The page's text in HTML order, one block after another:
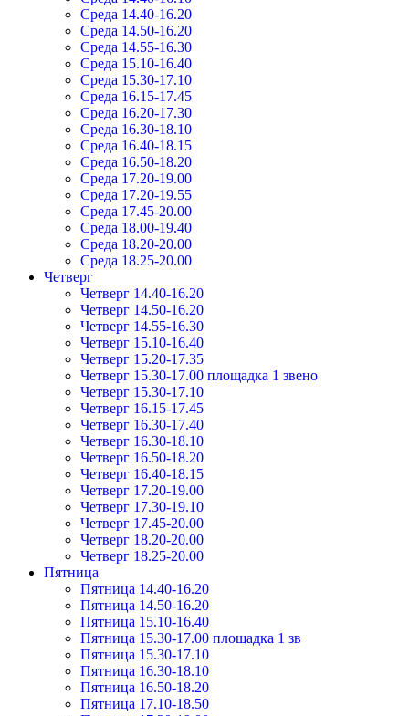
Среда 14.40-16.20
Среда 14.50-16.20
Среда 14.55-16.30
Среда 15.10-16.40
Среда 15.30-17.10
Среда 16.15-17.45
Среда 16.20-17.30
Среда 16.30-18.10
Среда 16.40-18.15
Среда 16.50-18.20
Среда 17.20-19.00
Среда 17.20-19.55
Среда 17.45-20.00
Среда 18.00-19.40
Среда 18.20-20.00
Среда 18.25-20.00
Четверг
Четверг 14.40-16.20
Четверг 14.50-16.20
Четверг 14.55-16.30
Четверг 15.10-16.40
Четверг 15.20-17.35
Четверг 15.30-17.00 площадка 1 звено
Четверг 15.30-17.10
Четверг 16.15-17.45
Четверг 16.30-17.40
Четверг 16.30-18.10
Четверг 16.50-18.20
Четверг 16.40-18.15
Четверг 17.20-19.00
Четверг 17.30-19.10
Четверг 17.45-20.00
Четверг 18.20-20.00
Четверг 18.25-20.00
Пятница
Пятница 14.40-16.20
Пятница 14.50-16.20
Пятница 15.10-16.40
Пятница 15.30-17.00 площадка 1 зв
Пятница 15.30-17.10
Пятница 16.30-18.10
Пятница 16.50-18.20
Пятница 17.10-18.50